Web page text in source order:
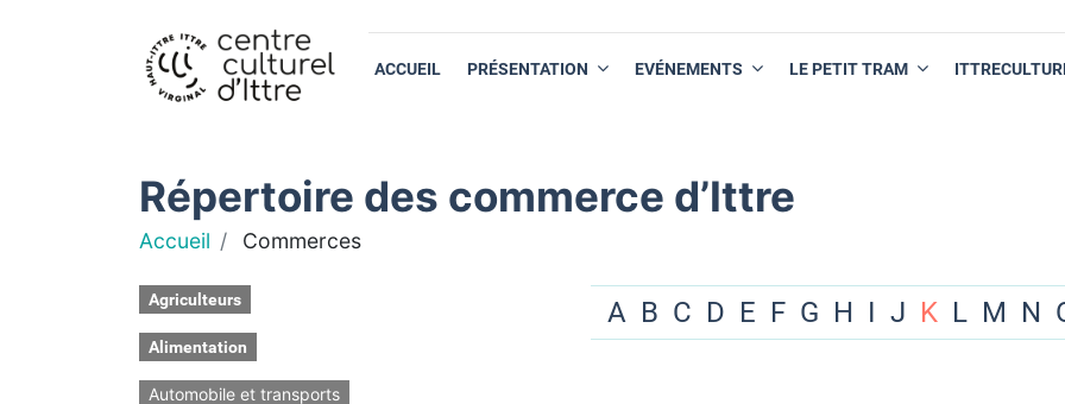
ACCUEIL PRÉSENTATION EVÉNEMENTS LE PETIT TRAM
Répertoire des commerce d’Ittre
Accueil Commerces
Agriculteurs
Alimentation
Automobile et transports
A B C D E F G H I J K L M N